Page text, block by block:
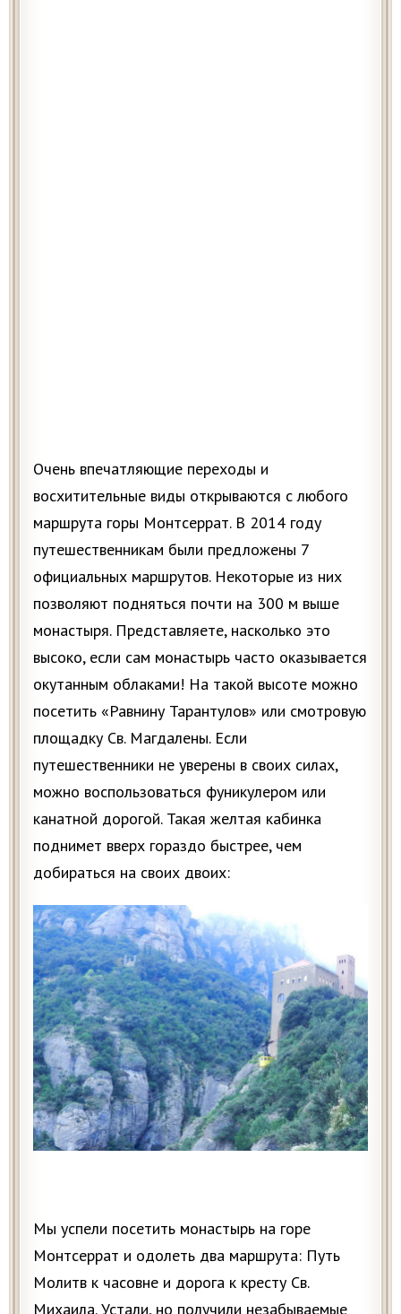
Очень впечатляющие переходы и
восхитительные виды открываются с любого
маршрута горы Монтсеррат. В 2014 году
путешественникам были предложены 7
официальных маршрутов. Некоторые из них
позволяют подняться почти на 300 м выше
монастыря. Представляете, насколько это
высоко, если сам монастырь часто оказывается
окутанным облаками! На такой высоте можно
посетить «Равнину Тарантулов» или смотровую
площадку Св. Магдалены. Если
путешественники не уверены в своих силах,
можно воспользоваться фуникулером или
канатной дорогой. Такая желтая кабинка
поднимет вверх гораздо быстрее, чем
добираться на своих двоих:
Мы успели посетить монастырь на горе
Монтсеррат и одолеть два маршрута: Путь
Молитв к часовне и дорога к кресту Св.
Михаила. Устали, но получили незабываемые